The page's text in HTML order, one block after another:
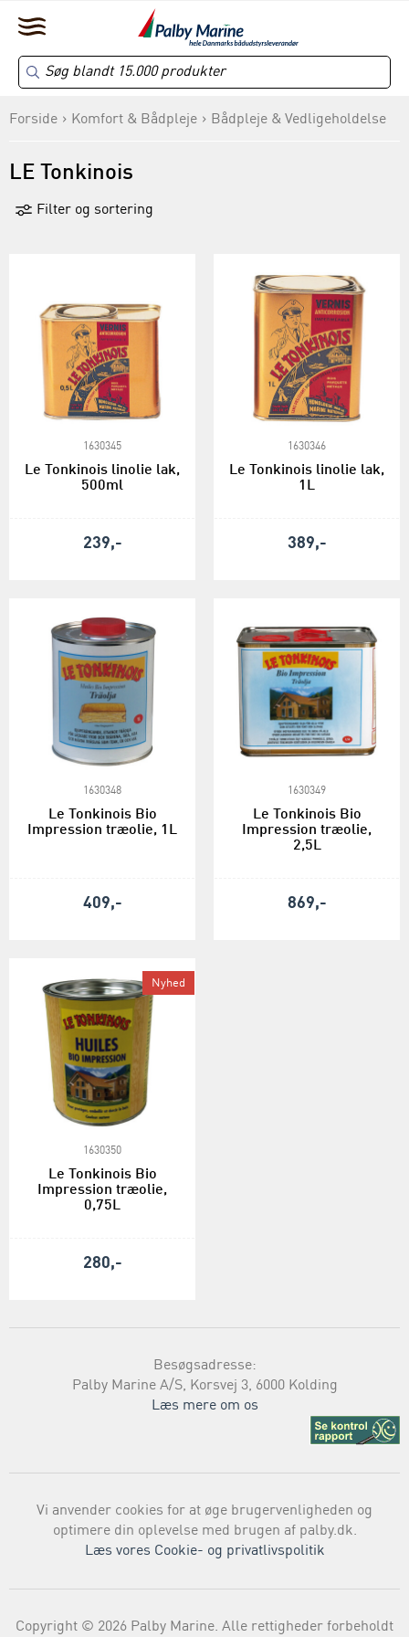
Forside Komfort & Bådpleje Bådpleje & Vedligeholdelse
LE Tonkinois
Filter og sortering
1630345
Le Tonkinois linolie lak,
500ml
239,-
1630346
Le Tonkinois linolie lak,
1L
389,-
1630348
Le Tonkinois Bio
Impression træolie, 1L
409,-
1630349
Le Tonkinois Bio
Impression træolie,
2,5L
869,-
Nyhed
1630350
Le Tonkinois Bio
Impression træolie,
0,75L
280,-
Besøgsadresse:
Palby Marine A/S, Korsvej 3, 6000 Kolding
Læs mere om os
Vi anvender cookies for at øge brugervenligheden og
optimere din oplevelse med brugen af palby.dk.
Læs vores Cookie- og privatlivspolitik
Copyright © 2026 Palby Marine. Alle rettigheder forbeholdt